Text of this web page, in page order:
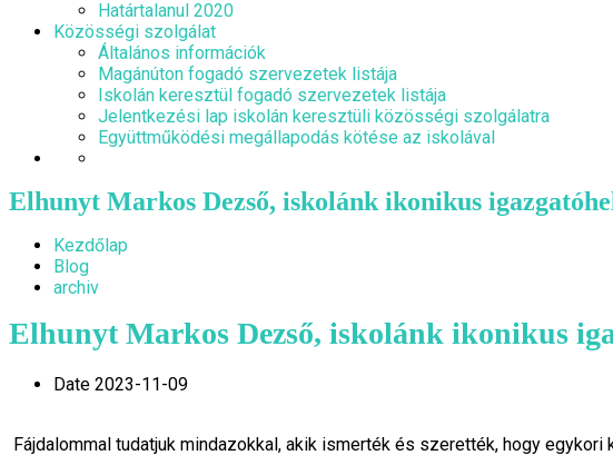
Határtalanul 2020
Közösségi szolgálat
Általános információk
Magánúton fogadó szervezetek listája
Iskolán keresztül fogadó szervezetek listája
Jelentkezési lap iskolán keresztüli közösségi szolgálatra
Együttműködési megállapodás kötése az iskolával
Elhunyt Markos Dezső, iskolánk ikonikus
Kezdőlap
Blog
archiv
Elhunyt Markos Dezső, iskolánk ikonikus
Date 2023-11-09
Fájdalommal tudatjuk mindazokkal, akik ismerték és szerették, hogy